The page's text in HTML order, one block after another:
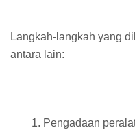
Langkah-langkah yang
antara lain:
Pengadaan